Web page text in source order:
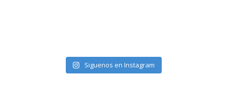
Siguenos en Instagram